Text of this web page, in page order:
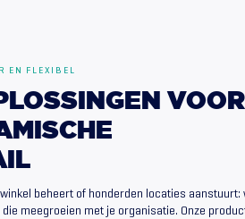
EN FLEXIBEL
VOOR
winkel beheert of honderden locaties
meegroeien met je organisatie. Onze